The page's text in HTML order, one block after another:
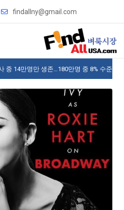
findallny@gmail.com
사이버 한국외국어대 미주글로벌센터 뉴욕